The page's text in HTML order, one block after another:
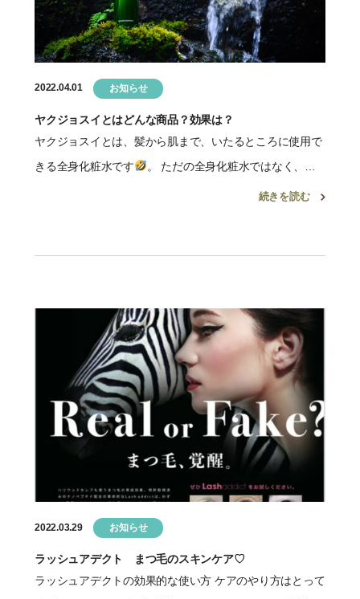
2022.04.01 お知らせ
ヤクジョスイとはどんな商品？効果は？
ヤクジョスイとは、髪から肌まで、いたるところに使用で
きる全身化粧水です
。 ただの全身化粧水ではなく、体
に残留している薬剤を除去をしてくれるのが特徴
。 化
続きを読む
2022.03.29 お知らせ
ラッシュアデクト まつ毛のスキンケア♡
ラッシュアデクトの効果的な使い方 ケアのやり方はとって